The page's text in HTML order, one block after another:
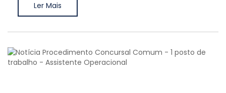
Ler Mais